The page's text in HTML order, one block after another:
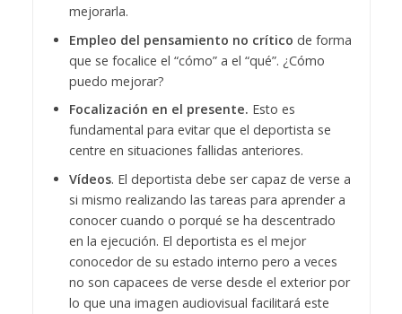
mejorarla.
Empleo del pensamiento no crítico de forma
que se focalice el “cómo” a el “qué”. ¿Cómo
puedo mejorar?
Focalización en el presente. Esto es
fundamental para evitar que el deportista se
centre en situaciones fallidas anteriores.
Vídeos. El deportista debe ser capaz de verse a
si mismo realizando las tareas para aprender a
conocer cuando o porqué se ha descentrado
en la ejecución. El deportista es el mejor
conocedor de su estado interno pero a veces
no son capacees de verse desde el exterior por
lo que una imagen audiovisual facilitará este